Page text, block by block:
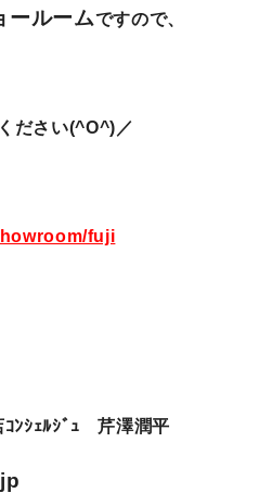
ールームですので、
ださい(^O^)／
fuji
ﾝｼｪﾙｼﾞｭ 芹澤潤平